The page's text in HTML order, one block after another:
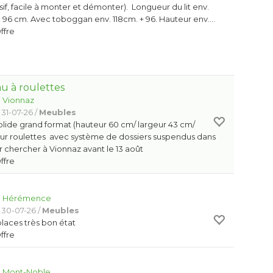
facile à monter et démonter). Longueur du lit env.
cm. Avec toboggan env. 118cm. + 96. Hauteur env.…
à roulettes
Vionnaz
07-26 /Meubles
grand format (hauteur 60 cm/ largeur 43 cm/
roulettes avec système de dossiers suspendus dans
chercher à Vionnaz avant le 13 août
Hérémence
07-26 /Meubles
très bon état